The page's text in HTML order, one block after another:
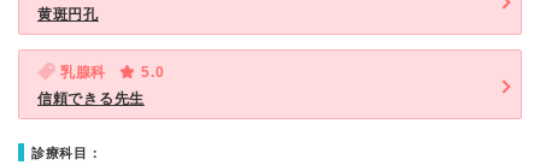
黄斑円孔
乳腺科
5.0
信頼できる先生
診療科目：